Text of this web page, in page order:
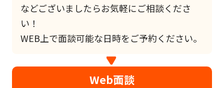
などございましたらお気軽にご相談くださ
い！
WEB上で面談可能な日時をご予約ください。
Web面談